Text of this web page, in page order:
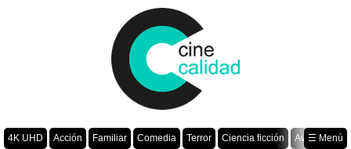
4K UHD Acción Familiar Comedia Terror Ciencia ficción
Aventura
☰ Menú